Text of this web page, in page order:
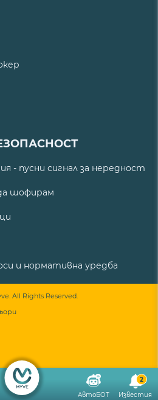
АвтоБОТ
2
Известия
- пусни сигнал за нередност
шофирам
и нормативна уредба
All Rights Reserved.